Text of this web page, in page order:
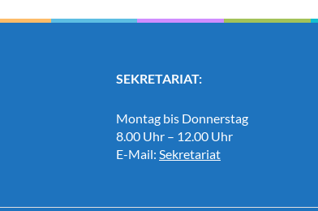
SEKRETARIAT:
Montag bis Donnerstag
8.00 Uhr – 12.00 Uhr
E-Mail: Sekretariat